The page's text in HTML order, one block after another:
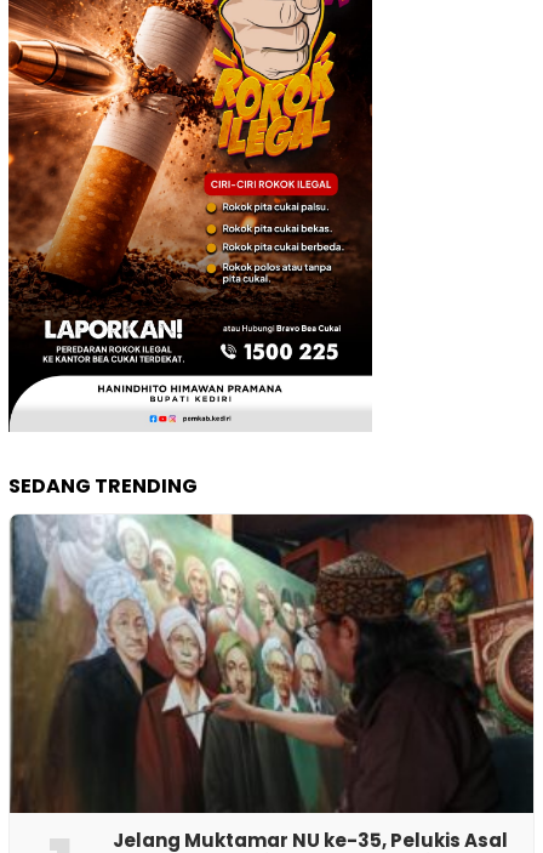
SEDANG TRENDING
Jelang Muktamar NU ke-35, Pelukis Asal